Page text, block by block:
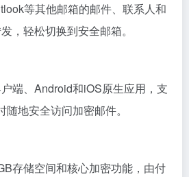
等其他邮箱的邮件、联系人和
，轻松切换到安全邮箱。
端、Android和iOS原生应用，支
地安全访问加密邮件。
存储空间和核心加密功能，由付